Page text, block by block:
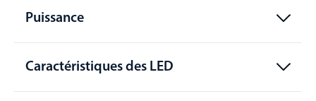
Puissance
Caractéristiques des LED